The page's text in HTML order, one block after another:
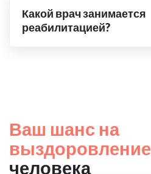
Какой врач занимается
реабилитацией?
Ваш шанс на
выздоровление
человека